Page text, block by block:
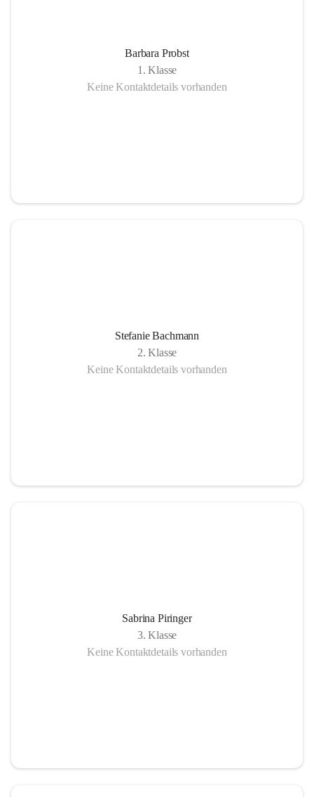
Barbara Probst
1. Klasse
Keine Kontaktdetails vorhanden
Stefanie Bachmann
2. Klasse
Keine Kontaktdetails vorhanden
Sabrina Piringer
3. Klasse
Keine Kontaktdetails vorhanden